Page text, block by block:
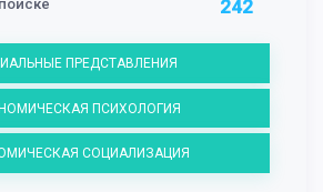
242
ПРЕДСТАВЛЕНИЯ
ПСИХОЛОГИЯ
СОЦИАЛИЗАЦИЯ